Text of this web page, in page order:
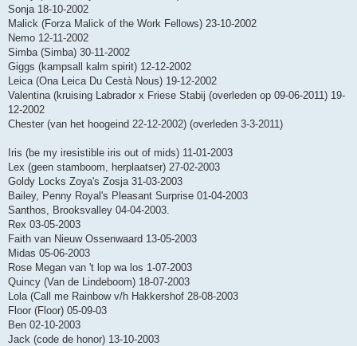
Sonja 18-10-2002
Malick (Forza Malick of the Work Fellows) 23-10-2002
Nemo 12-11-2002
Simba (Simba) 30-11-2002
Giggs (kampsall kalm spirit) 12-12-2002
Leica (Ona Leica Du Cestà Nous) 19-12-2002
Valentina (kruising Labrador x Friese Stabij (overleden op 09-06-2011) 19-
12-2002
Chester (van het hoogeind 22-12-2002) (overleden 3-3-2011)
Iris (be my iresistible iris out of mids) 11-01-2003
Lex (geen stamboom, herplaatser) 27-02-2003
Goldy Locks Zoya's Zosja 31-03-2003
Bailey, Penny Royal's Pleasant Surprise 01-04-2003
Santhos, Brooksvalley 04-04-2003.
Rex 03-05-2003
Faith van Nieuw Ossenwaard 13-05-2003
Midas 05-06-2003
Rose Megan van 't lop wa los 1-07-2003
Quincy (Van de Lindeboom) 18-07-2003
Lola (Call me Rainbow v/h Hakkershof 28-08-2003
Floor (Floor) 05-09-03
Ben 02-10-2003
Jack (code de honor) 13-10-2003